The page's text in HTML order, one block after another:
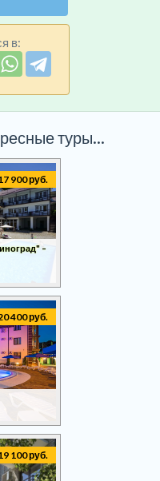
в:
туры...
900 руб.
–
400 руб.
100 руб.